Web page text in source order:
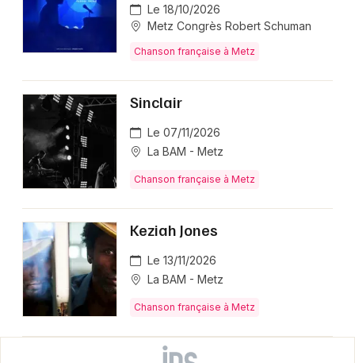
Le 18/10/2026
Metz Congrès Robert Schuman
Chanson française à Metz
Sinclair
Le 07/11/2026
La BAM - Metz
Chanson française à Metz
Keziah Jones
Le 13/11/2026
La BAM - Metz
Chanson française à Metz